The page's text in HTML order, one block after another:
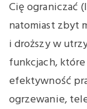
Cię ograniczać
natomiast zbyt
i droższy w
funkcjach,
efektywność
ogrzewanie,